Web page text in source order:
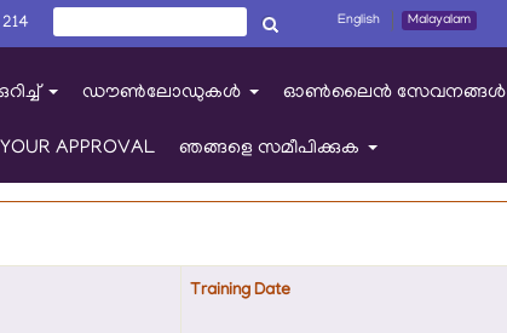
തിരയൂ English Malayalam
ഡൗൺലോഡുകൾ ഓൺലൈൻ സേവനങ്ങൾ
APPROVAL ഞങ്ങളെ സമീപിക്കുക
Training Date